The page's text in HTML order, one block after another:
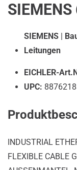
SIEMENS |
Leitungen
EICHLER-
UPC:
INDUSTRIAL
FLEXIBLE CABLE